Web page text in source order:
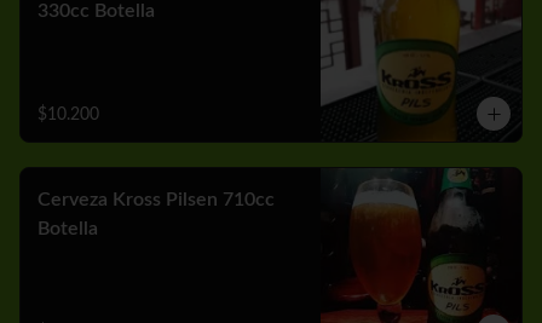
330cc Botella
$10.200
Cerveza Kross Pilsen 710cc
Botella